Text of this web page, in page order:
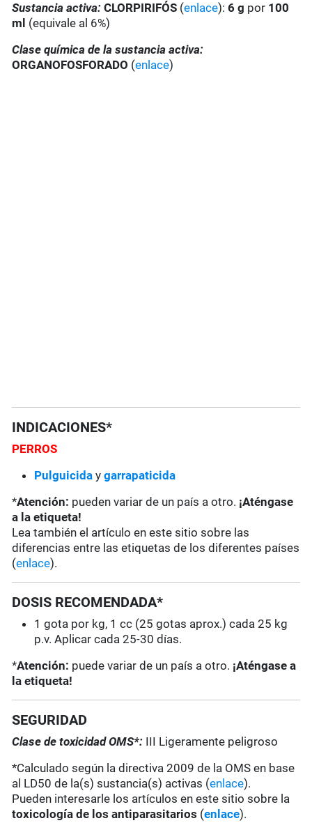
Sustancia activa: CLORPIRIFÓS (enlace): 6 g por 100
ml (equivale al 6%)
Clase química de la sustancia activa:
ORGANOFOSFORADO (enlace)
INDICACIONES*
PERROS
Pulguicida ygarrapaticida
*Atención: pueden variar de un país a otro. ¡Aténgase
a la etiqueta!
Lea también el artículo en este sitio sobre las
diferencias entre las etiquetas de los diferentes países
(enlace).
DOSIS RECOMENDADA*
1 gota por kg, 1 cc (25 gotas aprox.) cada 25 kg
p.v. Aplicar cada 25-30 días.
*Atención: puede variar de un país a otro. ¡Aténgase a
la etiqueta!
SEGURIDAD
Clase de toxicidad OMS*: III Ligeramente peligroso
*Calculado según la directiva 2009 de la OMS en base
al LD50 de la(s) sustancia(s) activas (enlace).
Pueden interesarle los artículos en este sitio sobre la
toxicología de los antiparasitarios (enlace).